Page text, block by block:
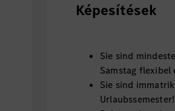
Képesítések
Sie sind
Samstag flexibel
Sie sind